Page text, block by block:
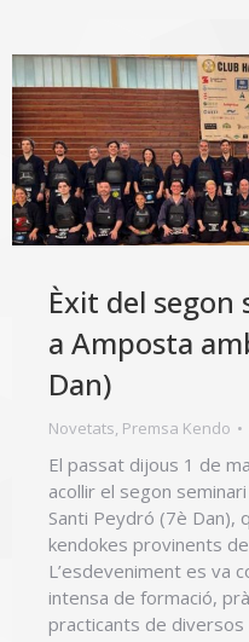
Èxit del segon
a Amposta
Dan)
Novetats, Premsa Kendo
El passat dijous 1 de
acollir el segon
Santi Peydró (7è Dan),
kendokes provinents de
L’esdeveniment es va
intensa de formació,
practicants de diversos